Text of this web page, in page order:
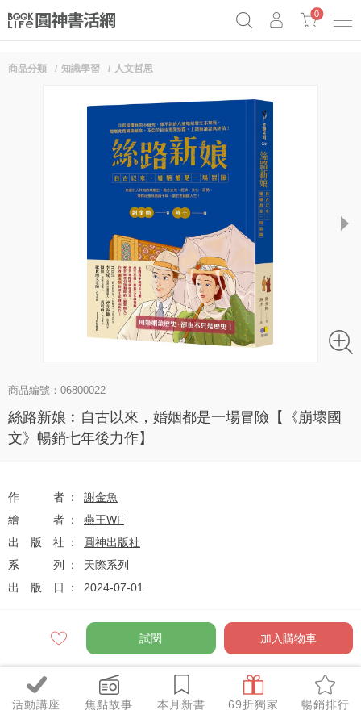
Netflix話題章魚小說！
0
活動講座 焦點故事 本月新書 69折獨家 暢銷排行
商品分類 知識學習 人文哲思
next
商品編號：06800022
絲路新娘︰自古以來，婚姻都是一場冒險【《崩壞國
文》暢銷七年後力作】
作者
謝金魚
繪者
燕王WF
出版社
圓神出版社
系列
天際系列
出版日
2024-07-01
$410
優惠價 折
試閱 加入購物車